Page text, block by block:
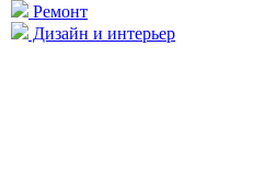
Ремонт
Дизайн и интерьер